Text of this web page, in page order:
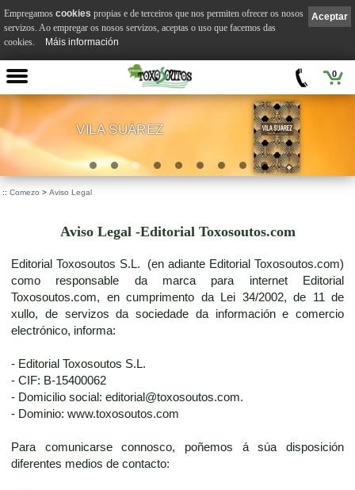
0
VILA SUÁREZ
:: Comezo > Aviso Legal
Aviso Legal -Editorial Toxosoutos.com
Editorial Toxosoutos S.L. (en adiante Editorial Toxosoutos.com)
como responsable da marca para internet Editorial
Toxosoutos.com, en cumprimento da Lei 34/2002, de 11 de
xullo, de servizos da sociedade da información e comercio
electrónico, informa:
- Editorial Toxosoutos S.L.
- CIF: B-15400062
- Domicilio social: editorial@toxosoutos.com.
- Dominio: www.toxosoutos.com
Para comunicarse connosco, poñemos á súa disposición
diferentes medios de contacto:
Aceptar
Empregamos cookies propias e de terceiros que nos permiten ofrecer os nosos
servizos. Ao empregar os nosos servizos, aceptas o uso que facemos das
cookies.
Máis información